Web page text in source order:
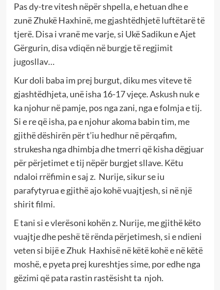
Pas dy-tre vitesh nëpër shpella, e hetuan dhe e
zunë Zhukë Haxhinë, me gjashtëdhjetë luftëtarë të
tjerë. Disa i vranë me varje, si Ukë Sadikun e Ajet
Gërgurin, disa vdiqën në burgje të regjimit
jugosllav…
Kur doli baba im prej burgut, diku mes viteve të
gjashtëdhjeta, unë isha 16-17 vjeçe. Askush nuk e
ka njohur në pamje, pos nga zani, nga e folmja e tij.
Si e re që isha, pa e njohur akoma babin tim, me
gjithë dëshirën për t’iu hedhur në përqafim,
strukesha nga dhimbja dhe tmerri që kisha dëgjuar
për përjetimet e tij nëpër burgjet sllave. Këtu
ndaloi rrëfimin e saj z. Nurije, sikur se iu
parafytyrua e gjithë ajo kohë vuajtjesh, si në një
shirit filmi.
E tani si e vlerësoni kohën z. Nurije, me gjithë këto
vuajtje dhe peshë të rënda përjetimesh, si e ndieni
veten si bijë e Zhuk Haxhisë në këtë kohë e në këtë
moshë, e pyeta prej kureshtjes sime, por edhe nga
gëzimi që pata rastin rastësisht ta njoh.